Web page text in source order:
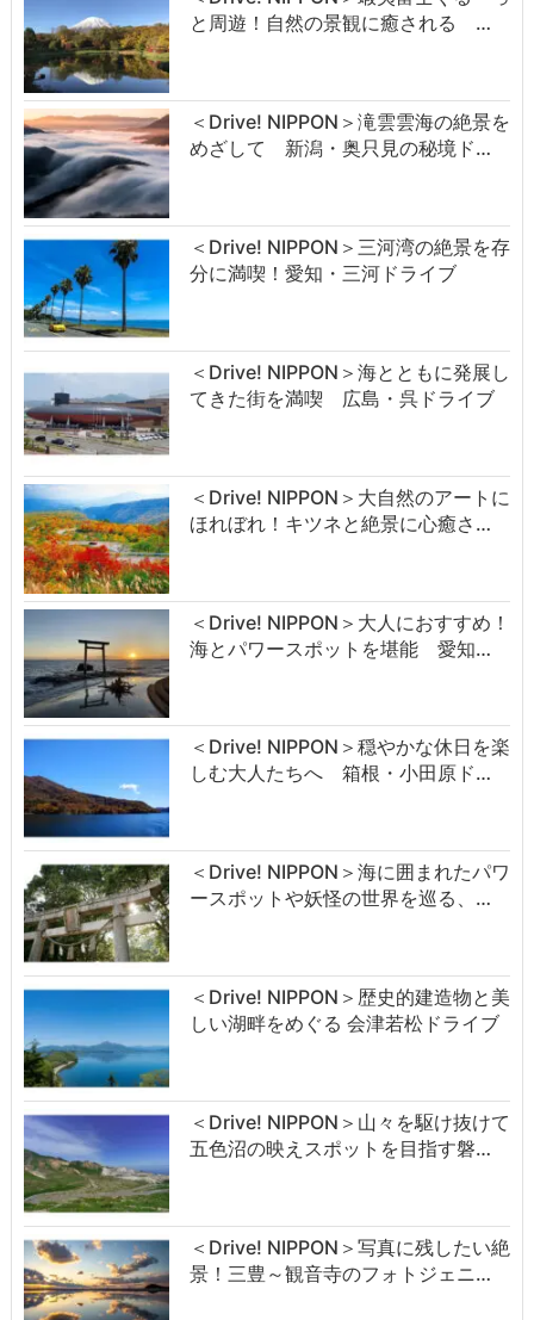
と周遊！自然の景観に癒される …
＜Drive! NIPPON＞滝雲雲海の絶景を
めざして 新潟・奥只見の秘境ド…
＜Drive! NIPPON＞三河湾の絶景を存
分に満喫！愛知・三河ドライブ
＜Drive! NIPPON＞海とともに発展し
てきた街を満喫 広島・呉ドライブ
＜Drive! NIPPON＞大自然のアートに
ほれぼれ！キツネと絶景に心癒さ…
＜Drive! NIPPON＞大人におすすめ！
海とパワースポットを堪能 愛知…
＜Drive! NIPPON＞穏やかな休日を楽
しむ大人たちへ 箱根・小田原ド…
＜Drive! NIPPON＞海に囲まれたパワ
ースポットや妖怪の世界を巡る、…
＜Drive! NIPPON＞歴史的建造物と美
しい湖畔をめぐる 会津若松ドライブ
＜Drive! NIPPON＞山々を駆け抜けて
五色沼の映えスポットを目指す磐…
＜Drive! NIPPON＞写真に残したい絶
景！三豊～観音寺のフォトジェニ…